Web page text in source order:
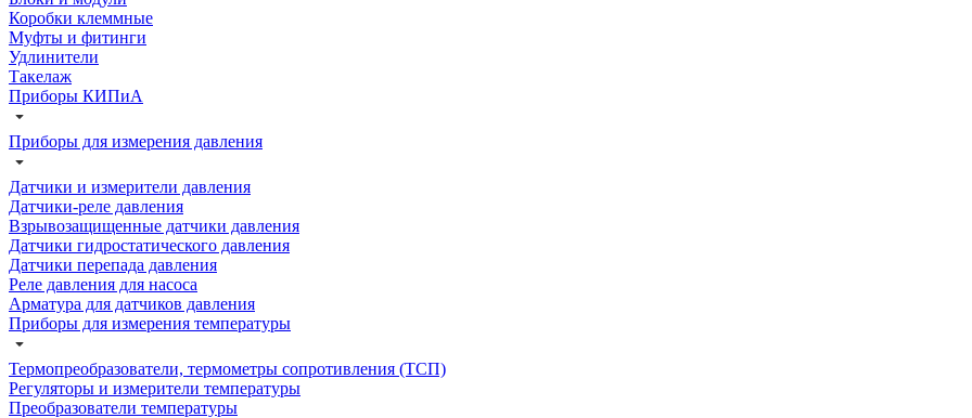
Коробки клеммные
Муфты и фитинги
Удлинители
Такелаж
Приборы КИПиА
Приборы для измерения давления
Датчики и измерители давления
Датчики-реле давления
Взрывозащищенные датчики давления
Датчики гидростатического давления
Датчики перепада давления
Реле давления для насоса
Арматура для датчиков давления
Приборы для измерения температуры
Термопреобразователи, термометры сопротивления (ТСП)
Регуляторы и измерители температуры
Преобразователи температуры